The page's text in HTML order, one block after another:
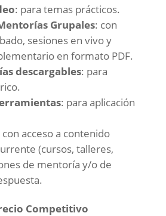
: para temas prácticos.
Grupales: con
sesiones en vivo y
en formato PDF.
descargables: para
: para aplicación
con acceso a contenido
(cursos, talleres,
de mentoría y/o de
Competitivo